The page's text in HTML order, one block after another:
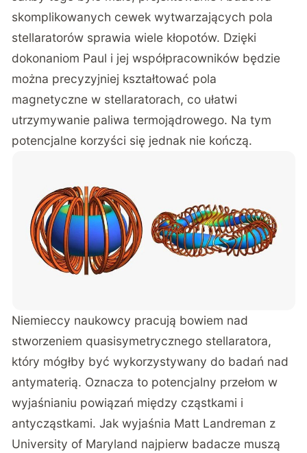
skomplikowanych cewek wytwarzających pola
stellaratorów sprawia wiele kłopotów. Dzięki
dokonaniom Paul i jej współpracowników będzie
można precyzyjniej kształtować pola
magnetyczne w stellaratorach, co ułatwi
utrzymywanie paliwa termojądrowego. Na tym
potencjalne korzyści się jednak nie kończą.
Niemieccy naukowcy pracują bowiem nad
stworzeniem quasisymetrycznego stellaratora,
który mógłby być wykorzystywany do badań nad
antymaterią. Oznacza to potencjalny przełom w
wyjaśnianiu powiązań między cząstkami i
antycząstkami. Jak wyjaśnia Matt Landreman z
University of Maryland najpierw badacze muszą